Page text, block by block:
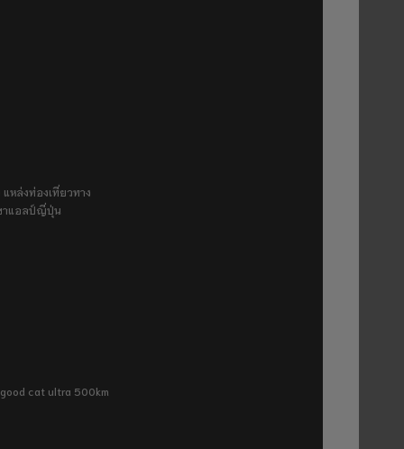
แหล่งท่องเที่ยวทาง
าแอลป์ญี่ปุ่น
cat ultra 500km